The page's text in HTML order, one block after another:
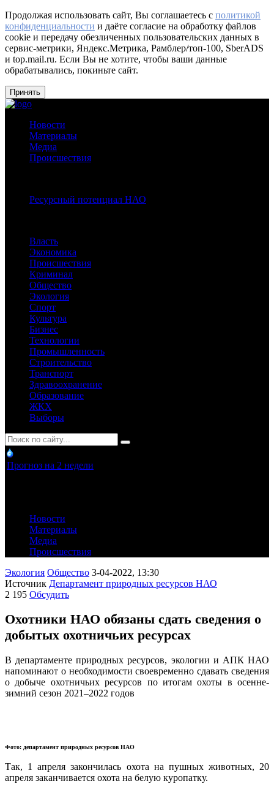
Продолжая использовать сайт, Вы соглашаетесь с политикой
конфиденциальности и даёте согласие на обработку файлов
cookie и передачу обезличенных пользовательских данных в
сервис-метрики, Яндекс.Метрика, Рамблер/топ-100, SberADS
и top.mail.ru. Если Вы не хотите, чтобы ваши данные
обрабатывались, покиньте сайт.
Принять
Новости
Материалы
Медиа
Происшествия
Ресурсный потенциал НАО
Власть
Экономика
Происшествия
Криминал
Общество
Экология
Спорт
Культура
Бизнес
Технологии
Промышленность
Строительство
Транспорт
Здравоохранение
Образование
ЖКХ
Выборы
Прогноз на 2 недели
Новости
Материалы
Медиа
Происшествия
Экология Общество 3-04-2022, 13:30
Источник Департамент природных ресурсов НАО
2 195 Обсудить
Охотники НАО обязаны сдать сведения о
добытых охотничьих ресурсах
В департаменте природных ресурсов, экологии и АПК НАО
напоминают о необходимости своевременно сдавать сведения
о добыче охотничьих ресурсов по итогам охоты в осенне-
зимний сезон 2021–2022 годов
Фото: департамент природных ресурсов НАО
Так, 1 апреля закончилась охота на пушных животных, 20
апреля заканчивается охота на белую куропатку.